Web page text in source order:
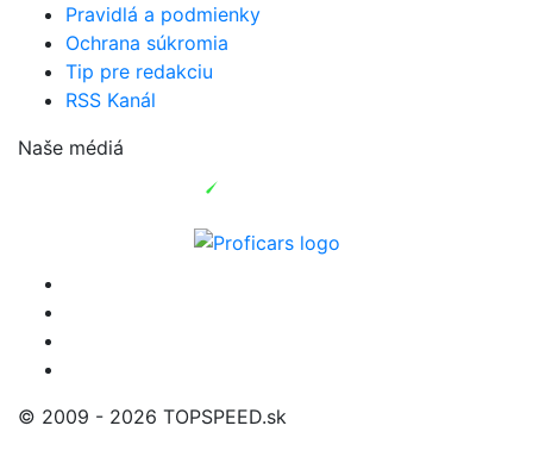
Pravidlá a podmienky
Ochrana súkromia
Tip pre redakciu
RSS Kanál
Naše médiá
© 2009 - 2026 TOPSPEED.sk